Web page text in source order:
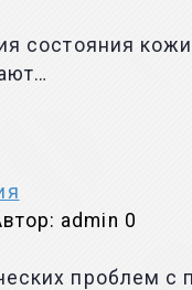
admin 0
проблем